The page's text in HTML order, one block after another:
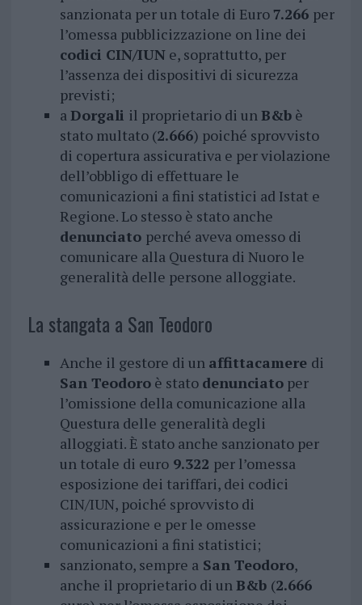
sanzionata per un totale di Euro7.266 per
l’omessa pubblicizzazione on line dei
codici CIN/IUNe, soprattutto, per
l’assenza dei dispositivi di sicurezza
previsti;
aDorgali il proprietario di unB&bè
stato multato (2.666) poiché sprovvisto
di copertura assicurativa e per violazione
dell’obbligo di effettuare le
comunicazioni a fini statistici ad Istat e
Regione. Lo stesso è stato anche
denunciato perché aveva omesso di
comunicare alla Questura di Nuoro le
generalità delle persone alloggiate.
La stangata a San Teodoro
Anche il gestore di un affittacamere di
San Teodoroè stato denunciatoper
l’omissione della comunicazione alla
Questura delle generalità degli
alloggiati. È stato anche sanzionato per
un totale di euro9.322 per l’omessa
esposizione dei tariffari, dei codici
CIN/IUN, poiché sprovvisto di
assicurazione e per le omesse
comunicazioni a fini statistici;
sanzionato, sempre aSan Teodoro,
anche il proprietario di unB&b (2.666